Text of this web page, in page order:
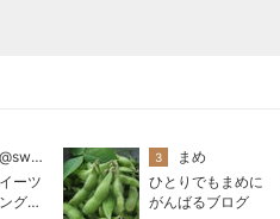
オヤジ@sweets
ーツ
グブ
3
まめ
ひとりでもまめに
がんばるブログ